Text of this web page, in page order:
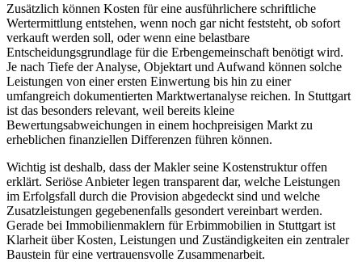
Zusätzlich können Kosten für eine ausführlichere schriftliche
Wertermittlung entstehen, wenn noch gar nicht feststeht, ob sofort
verkauft werden soll, oder wenn eine belastbare
Entscheidungsgrundlage für die Erbengemeinschaft benötigt wird.
Je nach Tiefe der Analyse, Objektart und Aufwand können solche
Leistungen von einer ersten Einwertung bis hin zu einer
umfangreich dokumentierten Marktwertanalyse reichen. In Stuttgart
ist das besonders relevant, weil bereits kleine
Bewertungsabweichungen in einem hochpreisigen Markt zu
erheblichen finanziellen Differenzen führen können.
Wichtig ist deshalb, dass der Makler seine Kostenstruktur offen
erklärt. Seriöse Anbieter legen transparent dar, welche Leistungen
im Erfolgsfall durch die Provision abgedeckt sind und welche
Zusatzleistungen gegebenenfalls gesondert vereinbart werden.
Gerade bei Immobilienmaklern für Erbimmobilien in Stuttgart ist
Klarheit über Kosten, Leistungen und Zuständigkeiten ein zentraler
Baustein für eine vertrauensvolle Zusammenarbeit.